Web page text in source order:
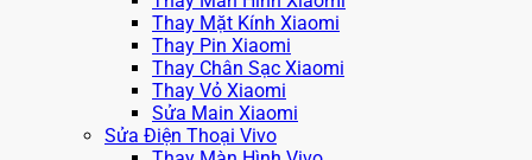
Thay Mặt Kính Xiaomi
Thay Pin Xiaomi
Thay Chân Sạc Xiaomi
Thay Vỏ Xiaomi
Sửa Main Xiaomi
Sửa Điện Thoại Vivo